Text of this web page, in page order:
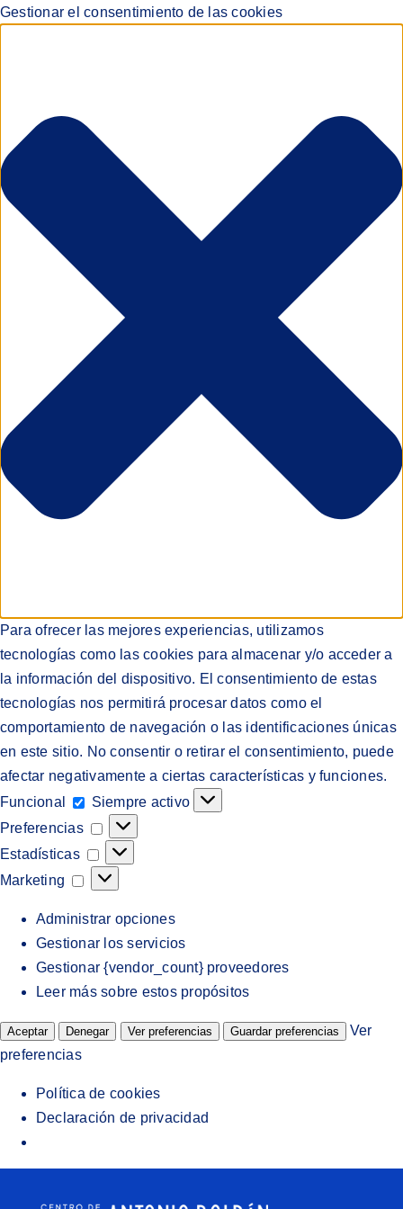
Gestionar el consentimiento de las cookies
Para ofrecer las mejores experiencias, utilizamos
tecnologías como las cookies para almacenar y/o acceder a
la información del dispositivo. El consentimiento de estas
tecnologías nos permitirá procesar datos como el
comportamiento de navegación o las identificaciones únicas
en este sitio. No consentir o retirar el consentimiento, puede
afectar negativamente a ciertas características y funciones.
Funcional
Funcional
Siempre activo
Preferencias
Preferencias
Estadísticas
Estadísticas
Marketing
Marketing
Administrar opciones
Gestionar los servicios
Gestionar {vendor_count} proveedores
Leer más sobre estos propósitos
Aceptar Denegar Ver preferencias Guardar preferencias
Ver
preferencias
Política de cookies
Declaración de privacidad